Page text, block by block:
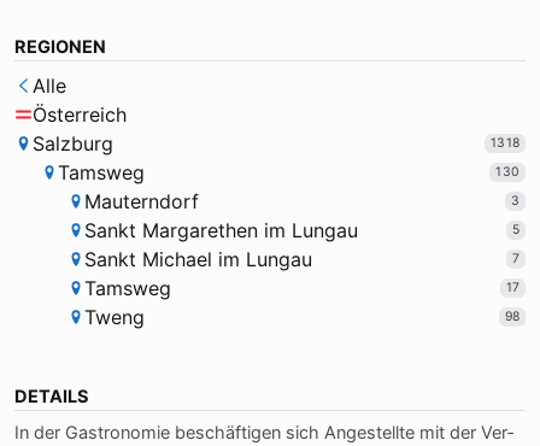
REGIONEN
Alle
Österreich
Salzburg
1318
Tamsweg 130
Mauterndorf 3
Sankt Margarethen im Lungau 5
Sankt Michael im Lungau 7
Tamsweg 17
Tweng 98
DETAILS
In der Ga­stro­no­mie be­schäf­ti­gen sich An­ge­stell­te mit der Ver­